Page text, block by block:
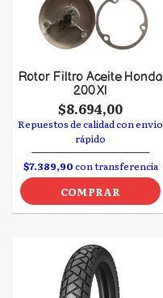
Rotor Filtro Aceite Honda
200 Xl
$8.694,00
Repuestos de calidad con envío
rápido
$7.389,90con transferencia
COMPRAR